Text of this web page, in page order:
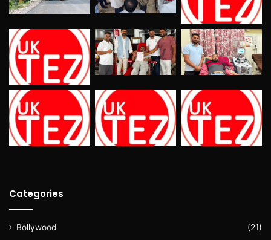
Categories
Bollywood
(21)